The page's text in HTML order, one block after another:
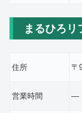
まるひろリ
住所 〒
営業時間 ―